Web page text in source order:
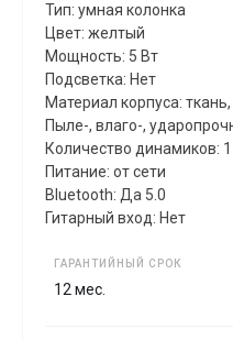
Тип: умная колонка
Цвет: желтый
Мощность: 5 Вт
Подсветка: Нет
Материал корпуса:
Пыле-, влаго-,
Количество динамиков: 1
Питание: от сети
Bluetooth: Да 5.0
Гитарный вход: Нет
ГАРАНТИЙНЫЙ СРОК
12 мес.